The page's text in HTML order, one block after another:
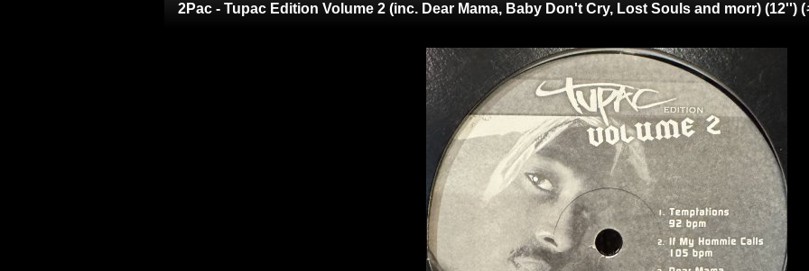
2Pac - Tupac Edition Volume 2 (inc. Dear Mama, Baby Don't Cry, Lost Souls and morr) (12'') (